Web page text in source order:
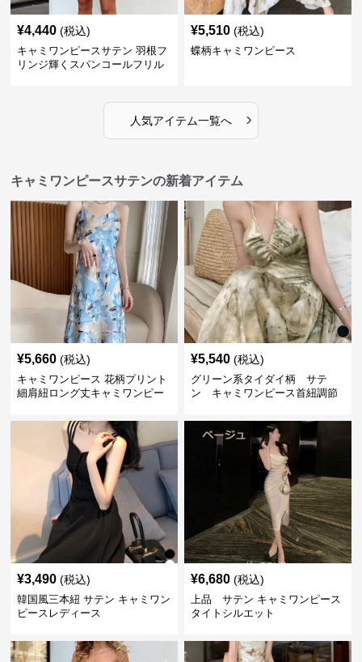
¥4,440 (税込)
キャミワンピースサテン 羽根フ
リンジ輝くスパンコールフリル
¥5,510 (税込)
蝶柄キャミワンピース
人気アイテム一覧へ ›
キャミワンピースサテンの新着アイテム
¥5,660 (税込)
キャミワンピース 花柄プリント
細肩紐ロング丈キャミワンピー
¥5,540 (税込)
グリーン系タイダイ柄 サテ
ン キャミワンピース首紐調節
¥3,490 (税込)
韓国風三本紐 サテン キャミワン
ピースレディース
¥6,680 (税込)
上品 サテン キャミワンピース
タイトシルエット